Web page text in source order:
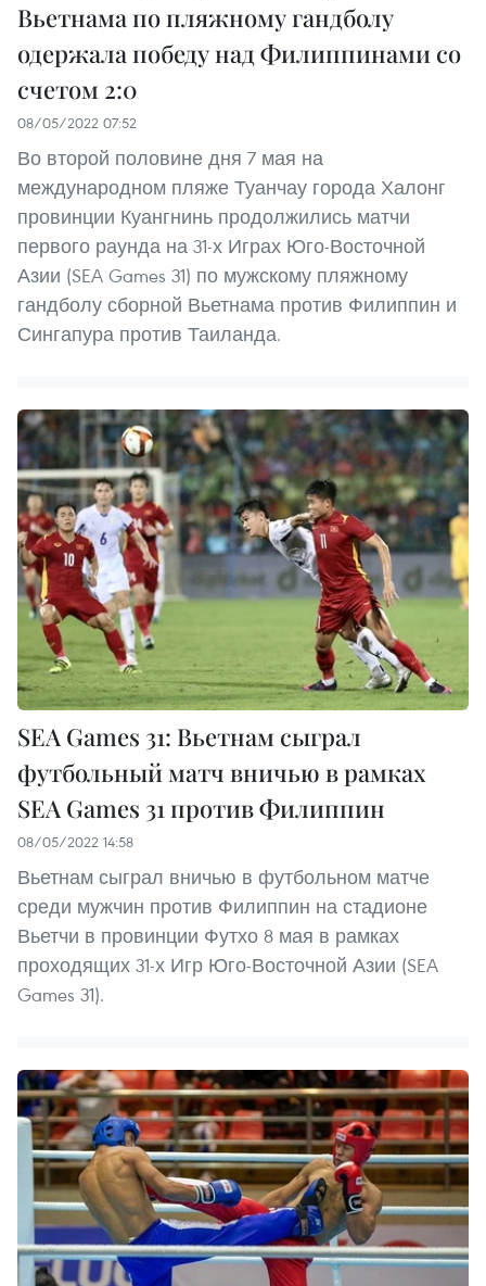
Вьетнама по пляжному гандболу
одержала победу над Филиппинами со
счетом 2:0
08/05/2022 07:52
Во второй половине дня 7 мая на
международном пляже Туанчау города Халонг
провинции Куангнинь продолжились матчи
первого раунда на 31-х Играх Юго-Восточной
Азии (SEA Games 31) по мужскому пляжному
гандболу сборной Вьетнама против Филиппин и
Сингапура против Таиланда.
SEA Games 31: Вьетнам сыграл
футбольный матч вничью в рамках
SEA Games 31 против Филиппин
08/05/2022 14:58
Вьетнам сыграл вничью в футбольном матче
среди мужчин против Филиппин на стадионе
Вьетчи в провинции Футхо 8 мая в рамках
проходящих 31-х Игр Юго-Восточной Азии (SEA
Games 31).